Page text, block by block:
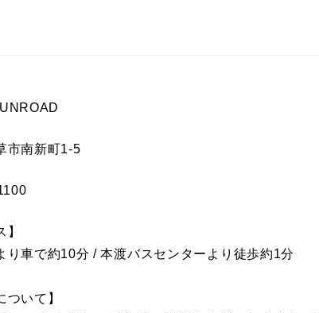
市南新町1-5
】
り車で約10分 / 本渡バスセンターより徒歩約1分
ついて】